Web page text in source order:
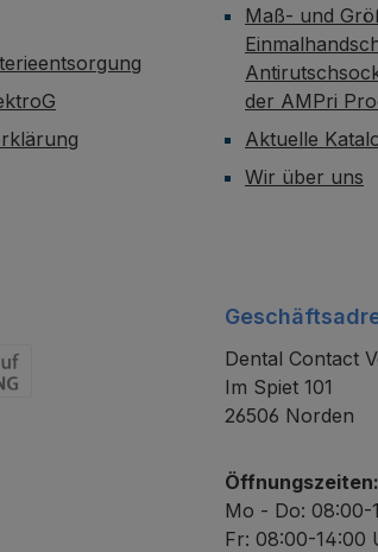
Maß- und
der AMPri
Aktuelle
Wir über uns
Dental Contact
Im Spiet 101
26506 Norden
Öffnungszeiten:
Mo - Do: 08:00-
Fr: 08:00-14:00